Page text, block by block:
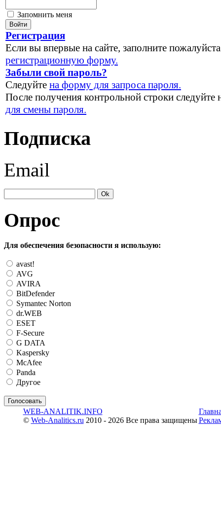
Запомнить меня
Регистрация
Если вы впервые на сайте, заполните пожалуйста
регистрационную форму.
Забыли свой пароль?
Следуйте на форму для запроса пароля.
После получения контрольной строки следуйте
для смены пароля.
Подписка
Email
Опрос
Для обеспечения безопасности я использую:
avast!
AVG
AVIRA
BitDefender
Symantec Norton
dr.WEB
ESET
F-Secure
G DATA
Kaspersky
McAfee
Panda
Другое
WEB-ANALITIK.INFO
© Web-Analitics.ru 2010 - 2026 Все права защищены